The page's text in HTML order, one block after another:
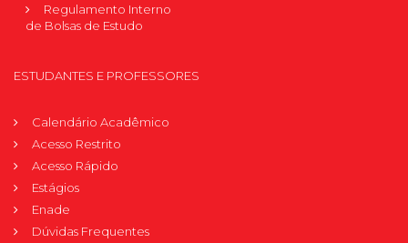
Regulamento Interno
de Bolsas de Estudo
ESTUDANTES E PROFESSORES
Calendário Acadêmico
Acesso Restrito
Acesso Rápido
Estágios
Enade
Dúvidas Frequentes